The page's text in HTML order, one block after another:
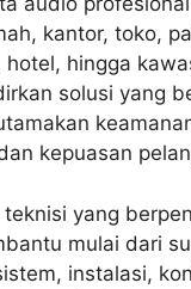
kantor, toko,
hotel, hingga
solusi yang
kepuasan
yang
mulai dari
instalasi,